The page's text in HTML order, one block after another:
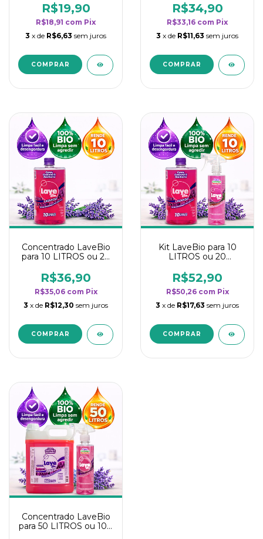
rendimento da
categoria - Lavanda
R$19,90
R$18,91 com Pix
3 x de R$6,63 sem juros
rendimento da
categoria - Lavanda
R$34,90
R$33,16 com Pix
3 x de R$11,63 sem juros
Concentrado LaveBio
para 10 LITROS ou 20
rendimento da
categoria - Lavanda
R$36,90
R$35,06 com Pix
3 x de R$12,30 sem juros
Kit LaveBio para 10
LITROS ou 20
rendimento da
categoria - Lavanda
R$52,90
R$50,26 com Pix
3 x de R$17,63 sem juros
Concentrado LaveBio
para 50 LITROS ou 100